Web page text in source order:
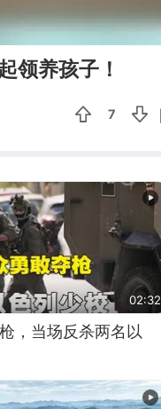
00:13
领养孩子！
7
02:32
，当场反杀两名以